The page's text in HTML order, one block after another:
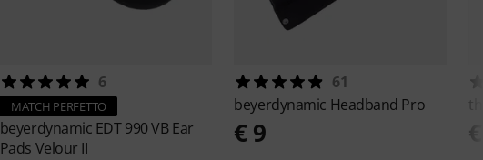
6
MATCH PERFETTO
beyerdynamic EDT 990 VB Ear
Pads Velour II
61
beyerdynamic Headband Pro
€ 9